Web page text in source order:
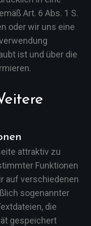
Art. 6 Abs. 1 S.
oder wir uns eine
ist und über die
attraktiv zu
Funktionen
auf verschiedenen
sogenannter
die
gespeichert